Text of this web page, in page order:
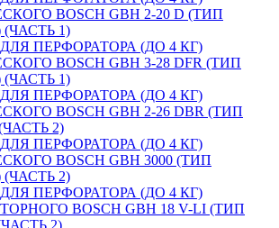
BOSCH GBH 2-20 D (ТИП
(ЧАСТЬ 1)
ПЕРФОРАТОРА (ДО 4 КГ)
BOSCH GBH 3-28 DFR (ТИП
(ЧАСТЬ 1)
ПЕРФОРАТОРА (ДО 4 КГ)
BOSCH GBH 2-26 DBR (ТИП
(ЧАСТЬ 2)
ПЕРФОРАТОРА (ДО 4 КГ)
BOSCH GBH 3000 (ТИП
(ЧАСТЬ 2)
ПЕРФОРАТОРА (ДО 4 КГ)
BOSCH GBH 18 V-LI (ТИП
2)